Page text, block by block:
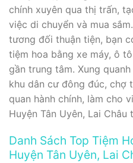
chính xuyên qua thị trấn,
việc di chuyển và mua
tương đối thuận tiện, bạn
tiệm hoa bằng xe máy, ô
gần trung tâm. Xung
khu dân cư đông đúc, chợ
quan hành chính, làm cho
Huyện Tân Uyên, Lai Châu
Danh Sách Top Tiệm
Huyện Tân Uyên, Lai